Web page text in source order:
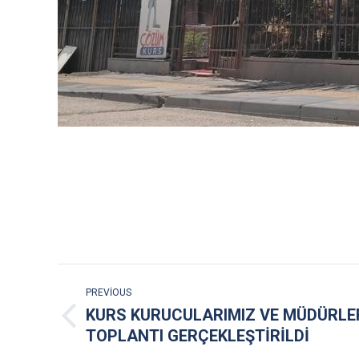
POST
NAVIGATION
PREVIOUS
Previous
post:
KURS KURUCULARIMIZ VE
TOPLANTI GERÇEKLEŞTİRİLDİ